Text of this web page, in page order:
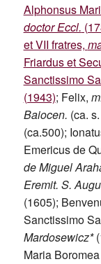
Alphonsus
doctor Eccl.
et VII fratres,
Friardus et
Sanctissimo
(1943); Felix,
Baiocen. (ca.
(ca.500);
Emericus de
de Miguel
Eremit. S.
(1605);
Sanctissimo
Mardosewicz*
Maria